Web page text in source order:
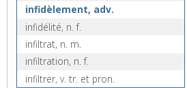
infidèlement, adv.
infidélité, n. f.
infiltrat, n. m.
infiltration, n. f.
infiltrer, v. tr. et pron.